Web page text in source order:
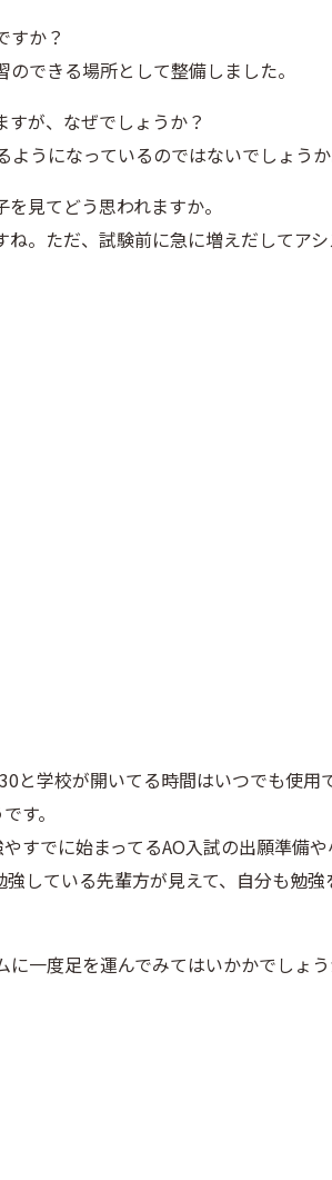
すか？
できる場所として整備しました。
すが、なぜでしょうか？
うになっているのではないでしょうか
を見てどう思われますか。
。ただ、試験前に急に増えだしてア
学校が開いてる時間はいつでも使用
す。
すでに始まってるAO入試の出願準備
している先輩方が見えて、自分も勉
一度足を運んでみてはいかかでしょう